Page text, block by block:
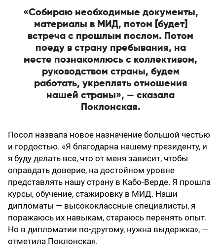
«Собираю необходимые документы,
материалы в МИД, потом [будет]
встреча с прошлым послом. Потом
поеду в страну пребывания, на
месте познакомлюсь с коллективом,
руководством страны, будем
работать, укреплять отношения
нашей страны», — сказала
Поклонская.
Посол назвала новое назначение большой честью
и гордостью. «Я благодарна нашему президенту, и
я буду делать все, что от меня зависит, чтобы
оправдать доверие, на достойном уровне
представлять нашу страну в Кабо-Верде. Я прошла
курсы, обучение, стажировку в МИД. Наши
дипломаты — высококлассные специалисты, я
поражаюсь их навыкам, стараюсь перенять опыт.
Но в дипломатии по-другому, нужна выдержка», —
отметила Поклонская.